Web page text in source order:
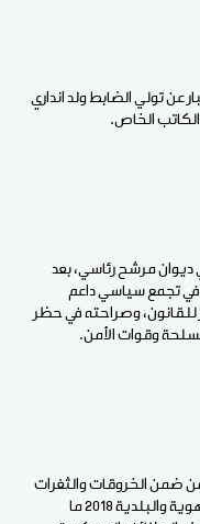
تولي الضابط ولد انداري
الخاص.
مرشح رئاسي، بعد
في تجمع سياسي داعم
للقانون، وصراحته في حظر
وقوات الأمن.
ضمن الخروقات والثغرات
التي سجلتها على الانتخابات التشريعية والجهوية والبلدية 2018 ما